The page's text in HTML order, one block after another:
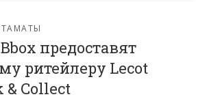
предоставят
ритейлеру Lecot
& Collect